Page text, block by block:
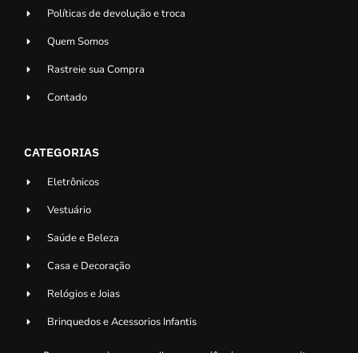
Políticas de devolução e troca
Quem Somos
Rastreie sua Compra
Contado
CATEGORIAS
Eletrônicos
Vestuário
Saúde e Beleza
Casa e Decoração
Relógios e Joias
Brinquedos e Acessorios Infantis
Acessorios para Veiculos